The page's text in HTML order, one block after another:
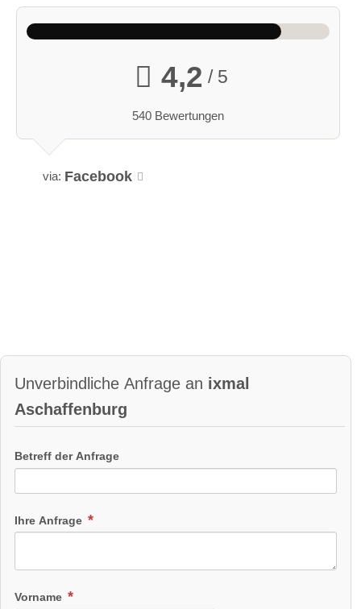
4,2 / 5
540 Bewertungen
via: Facebook
Unverbindliche Anfrage an ixmal
Aschaffenburg
Betreff der Anfrage
Ihre Anfrage
Vorname